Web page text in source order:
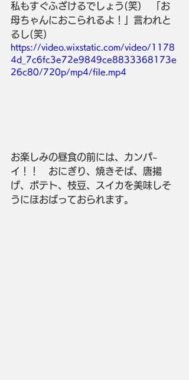
私もすぐふざけるでしょう(笑)　「お
母ちゃんにおこられるよ！」言われと
るし(笑)
https://video.wixstatic.com/video/1178
4d_7c6fc3e72e9849ce8833368173e
26c80/720p/mp4/file.mp4
お楽しみの昼食の前には、カンパ~
イ！！　おにぎり、焼きそば、唐揚
げ、ポテト、枝豆、スイカを美味しそ
うにほおばっておられます。